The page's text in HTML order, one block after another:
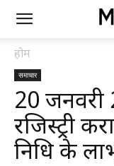
होम
समाचार
20 जनवरी
रजिस्ट्री
निधि के